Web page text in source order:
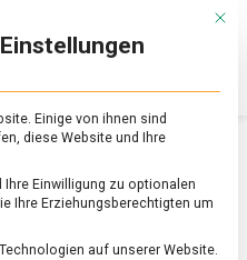
Online-
Magazin
zu
&
Ernährung
Mit
Einige von ihnen sind
diese Website und Ihre
Ihre Einwilligung zu optionalen
Ihre Erziehungsberechtigten um
auf unserer Website.